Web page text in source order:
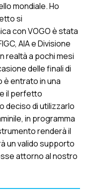
mondiale. Ho
si
con VOGO è stata
AIA e Divisione
realtà a pochi mesi
delle finali di
è entrato in una
il perfetto
deciso di utilizzarlo
in programma
renderà il
un valido supporto
attorno al nostro